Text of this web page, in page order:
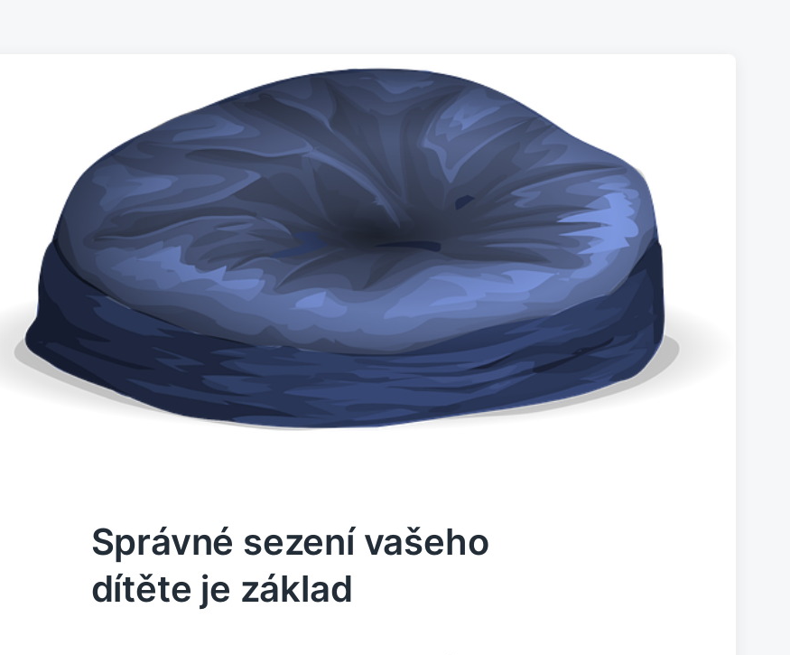
Správné sezení vašeho
dítěte je základ